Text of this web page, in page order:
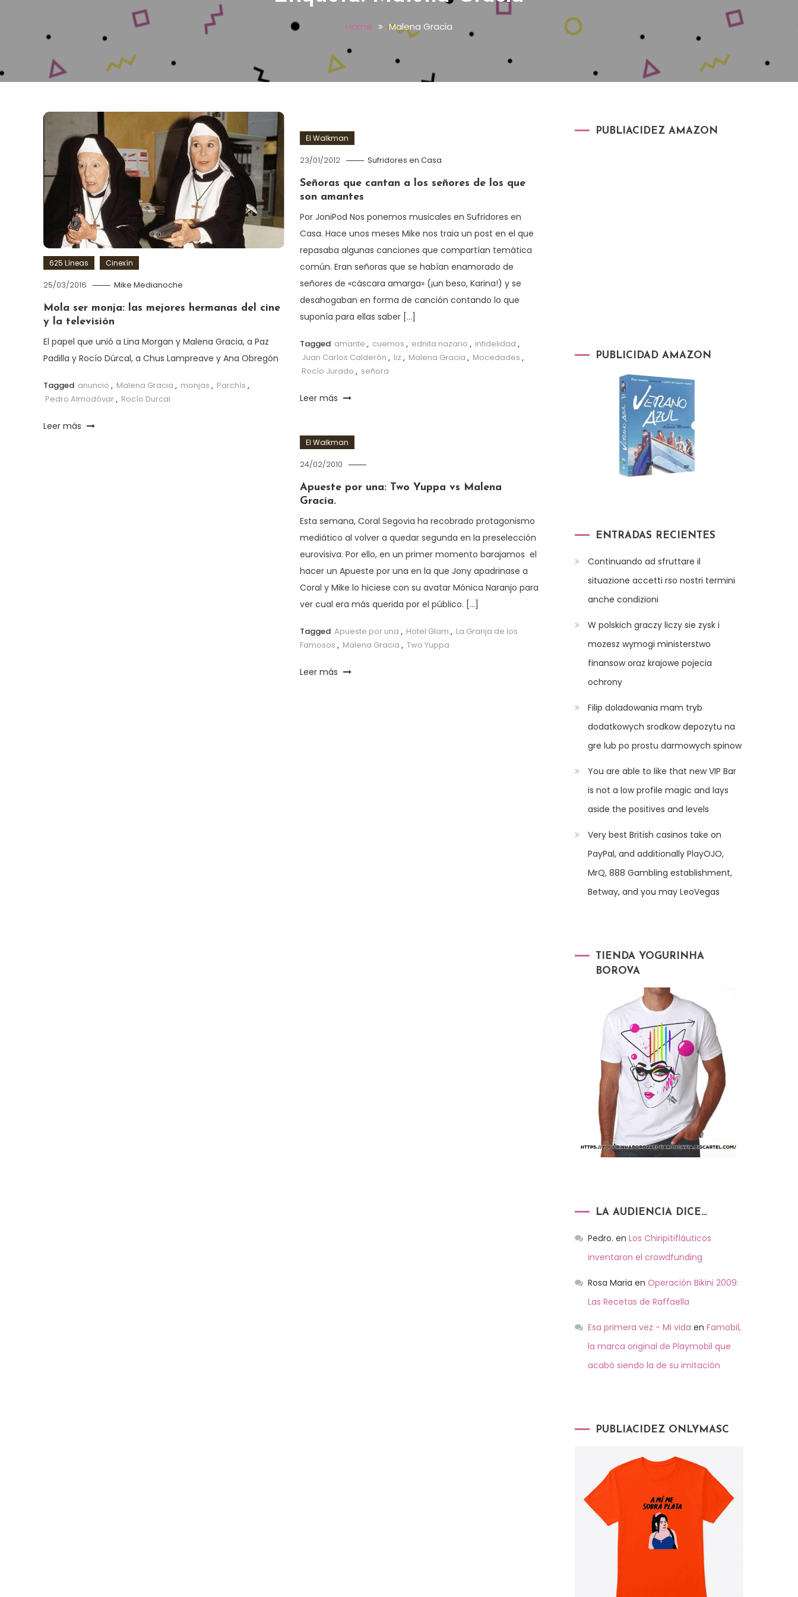
Home Malena Gracia
625 Líneas Cinexín
25/03/2016 Mike Medianoche
Mola ser monja: las mejores hermanas del cine
y la televisión
El papel que unió a Lina Morgan y Malena Gracia, a Paz
Padilla y Rocío Dúrcal, a Chus Lampreave y Ana Obregón
Tagged anuncio , Malena Gracia , monjas , Parchís ,
Pedro Almodóvar, Rocío Durcal
Leer más
El Walkman
23/01/2012 Sufridores en Casa
Señoras que cantan a los señores de los que
son amantes
Por JoniPod Nos ponemos musicales en Sufridores en
Casa. Hace unos meses Mike nos traia un post en el que
repasaba algunas canciones que compartían temática
común. Eran señoras que se habían enamorado de
señores de «cáscara amarga» (¡un beso, Karina!) y se
desahogaban en forma de canción contando lo que
suponía para ellas saber […]
Tagged amante , cuernos , ednita nazario , infidelidad ,
Juan Carlos Calderón , liz , Malena Gracia , Mocedades ,
Rocío Jurado , señora
Leer más
El Walkman
24/02/2010
Apueste por una: Two Yuppa vs Malena
Gracia.
Esta semana, Coral Segovia ha recobrado protagonismo
mediático al volver a quedar segunda en la preselección
eurovisiva. Por ello, en un primer momento barajamos el
hacer un Apueste por una en la que Jony apadrinase a
Coral y Mike lo hiciese con su avatar Mónica Naranjo para
ver cual era más querida por el público. […]
Tagged Apueste por una , Hotel Glam , La Granja de los
Famosos , Malena Gracia , Two Yuppa
Leer más
PUBLIACIDEZ AMAZON
PUBLICIDAD AMAZON
ENTRADAS RECIENTES
Continuando ad sfruttare il
situazione accetti rso nostri termini
anche condizioni
W polskich graczy liczy sie zysk i
mozesz wymogi ministerstwo
finansow oraz krajowe pojecia
ochrony
Filip doladowania mam tryb
dodatkowych srodkow depozytu na
gre lub po prostu darmowych spinow
You are able to like that new VIP Bar
is not a low profile magic and lays
aside the positives and levels
Very best British casinos take on
PayPal, and additionally PlayOJO,
MrQ, 888 Gambling establishment,
Betway, and you may LeoVegas
TIENDA YOGURINHA
BOROVA
LA AUDIENCIA DICE…
Pedro. en Los Chiripitifláuticos
inventaron el crowdfunding
Rosa Maria en Operación Bikini 2009:
Las Recetas de Raffaella
Esa primera vez - Mi vida en Famobil,
la marca original de Playmobil que
acabó siendo la de su imitación
PUBLIACIDEZ ONLYMASC